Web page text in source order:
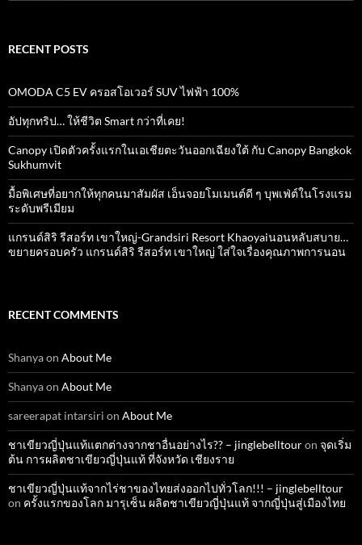
RECENT POSTS
OMODA C5 EV ครอสโอเวอร์ SUV ไฟฟ้า 100%
อัปทุกทริป… ให้ชีวิต Smart กว่าที่เคย!
Canopy เปิดตัวครั้งแรกในเอเชียตะวันออกเฉียงใต้ กับ Canopy Bangkok
Sukhumvit
มื้อพิเศษที่อยากให้ทุกคนมาสัมผัส เอ็นจอยโมเมนต์ดี ๆ บุพเฟ่ต์ในโรงแรม
ระดับพรีเมียม
แกรนด์สิริ​ รีสอร์ท​ เขาใหญ่​-Grandsiri​ Resort​ Khaoyaiนอนหลับสบาย…
ขยายครอบครัว แกรนด์สิริ รีสอร์ท เขาใหญ่ ใส่ใจเรื่องคุณภาพการนอน
RECENT COMMENTS
Shanyaon About Me
Shanyaon About Me
sareerapat intarsiri on About Me
ชาเขียวญี่ปุ่นแท้แตกต่างจากชาอื่นอย่างไร?? – jinglebelltouron จุดเริ่ม
ต้น การผลิตชาเขียวญี่ปุ่นแท้ ที่จังหวัด เชียงราย
ชาเขียวญี่ปุ่นแท้จากไร่ชาของไทยส่งออกไปทั่วโลก!!! – jinglebelltour
on ครั้งแรกของโลก มารุเซ็น ผลิตชาเขียวญี่ปุ่นแท้ จากญี่ปุ่นสู่เมืองไทย